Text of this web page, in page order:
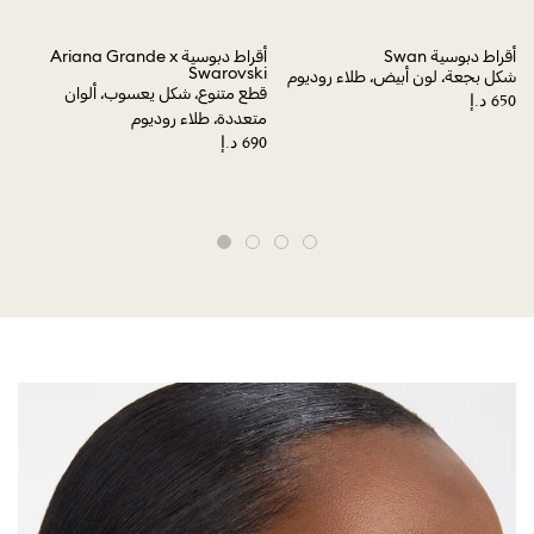
أقراط دبوسية Ariana Grande x
Swarovski
قطع متنوع، شكل يعسوب، ألوان
متعددة، طلاء روديوم
أقراط دبوسية Swan
شكل بجعة، لون أبيض، طلاء روديوم